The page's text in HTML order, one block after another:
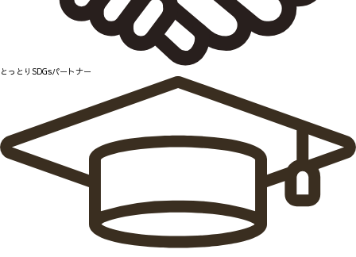
とっとりSDGsパートナー